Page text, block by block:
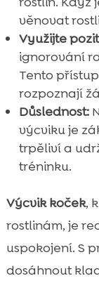
věnovat
Využijte
ignorování
Tento
rozpoznají
Důslednost:
výcviku je
trpěliví a
tréninku.
Výcvik koček,
rostlinám, je
uspokojení. S
dosáhnout